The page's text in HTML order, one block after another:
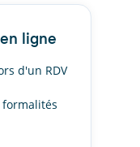
ligne
d'un RDV
formalités